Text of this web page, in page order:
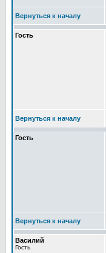
Вернуться к началу
Гость
Вернуться к началу
Гость
Вернуться к началу
Василий
Гость